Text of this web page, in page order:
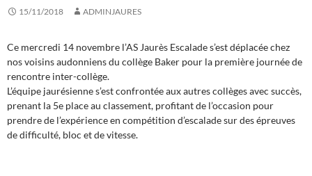
15/11/2018 ADMINJAURES
Ce mercredi 14 novembre l’AS Jaurès Escalade s’est déplacée chez
nos voisins audonniens du collège Baker pour la première journée de
rencontre inter-collège.
L’équipe jaurésienne s’est confrontée aux autres collèges avec succès,
prenant la 5e place au classement, profitant de l’occasion pour
prendre de l’expérience en compétition d’escalade sur des épreuves
de difficulté, bloc et de vitesse.